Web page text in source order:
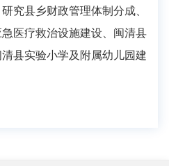
究县乡财政管理体制分成、
医疗救治设施建设、闽清县
县实验小学及附属幼儿园建